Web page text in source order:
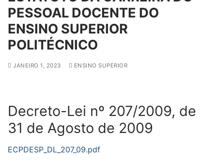
FENPROF CGTP-IN FRENTE COMUM
Search
sindicalização
Notícias
Legislação
PESSOAL DOCENTE DO
ENSINO SUPERIOR
POLITÉCNICO
JANEIRO 1, 2023 ENSINO SUPERIOR
Decreto-Lei nº 207/2009, de
31 de Agosto de 2009
ECPDESP_DL_207_09.pdf